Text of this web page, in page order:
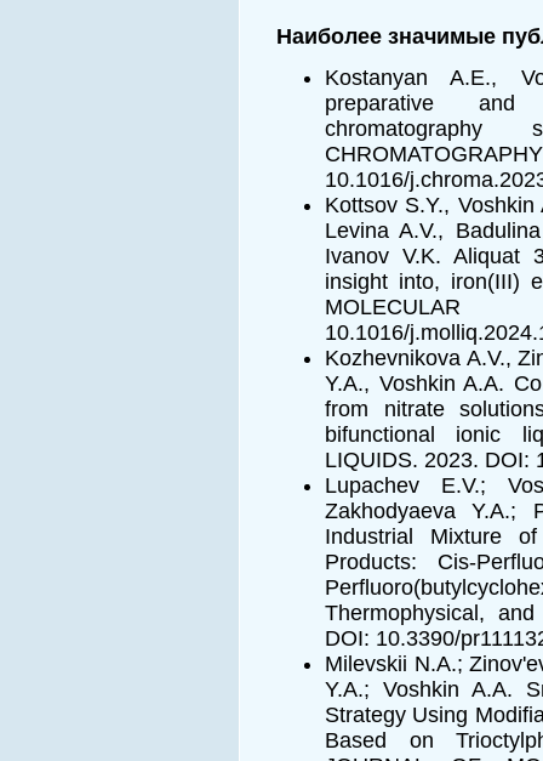
Наиболее значимые
Kostanyan A.E.,
preparative and
10.1016/
Kottsov S.Y.,
Levina A.V.,
Ivanov V.K. Aliquat
insight into, iron(III)
10.1016/
Kozhevnikova A.V.,
Y.A., Voshkin A.A.
from nitrate
bifunctional ionic
LIQUIDS. 2023. DOI:
Lupachev E.V.;
Zakhodyaeva Y.A.;
Industrial Mixture
Products: Cis-
Thermophysical,
DOI: 10.3390/
Milevskii N.A.;
Y.A.; Voshkin A.A.
Strategy Using
Based on